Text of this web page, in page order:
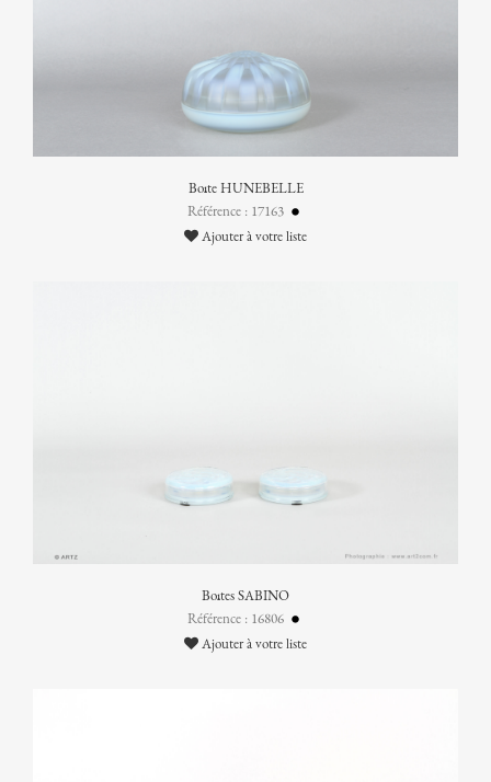
Boîte HUNEBELLE
Référence : 17163
Ajouter à votre liste
Boîtes SABINO
Référence : 16806
Ajouter à votre liste